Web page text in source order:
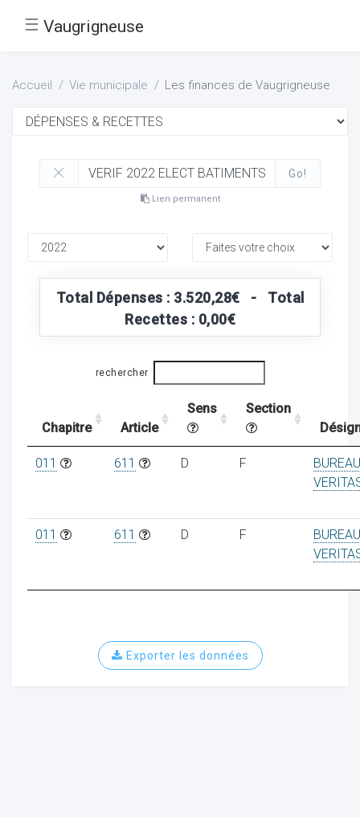
☰ Vaugrigneuse
Accueil Vie municipale Les finances de Vaugrigneuse
Go!
Lien permanent
Total Dépenses : 3.520,28€ - Total
Recettes : 0,00€
rechercher
Chapitre Article
Sens
Section
011 611 D F
BUREAU
011 611 D F
BUREAU
Exporter les données